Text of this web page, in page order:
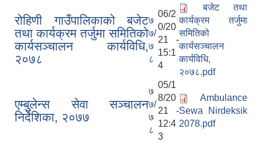
रोहिणी गाउँपालिकाको बजेट
तथा कार्यक्रम तर्जुमा समितिको
कार्यसञ्चालन कार्यविधि,
२०७८
७
७/
७
८
06/2
0/20
21 -
15:1
4
बजेट तथा
कार्यक्रम तर्जुमा
समितिको
कार्यसञ्चालन
कार्यविधि,
२०७८.pdf
एम्बुलेन्स सेवा सञ्चालन
निर्देशिका, २०७७
७
७/
७
८
05/1
8/20
21 -
12:4
3
Ambulance
Sewa Nirdeksik
2078.pdf